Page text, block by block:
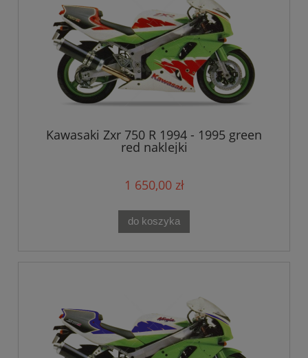
Kawasaki Zxr 750 R 1994 - 1995 green
red naklejki
1 650,00 zł
do koszyka